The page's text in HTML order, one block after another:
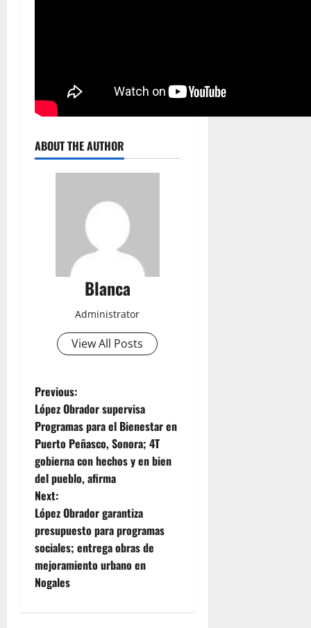
ABOUT THE AUTHOR
Blanca
Administrator
View All Posts
P
o
s
t
n
a
v
Previous:
López Obrador supervisa
Programas para el Bienestar en
Puerto Peñasco, Sonora; 4T
gobierna con hechos y en bien
del pueblo, afirma
Next:
López Obrador garantiza
presupuesto para programas
sociales; entrega obras de
mejoramiento urbano en
Nogales